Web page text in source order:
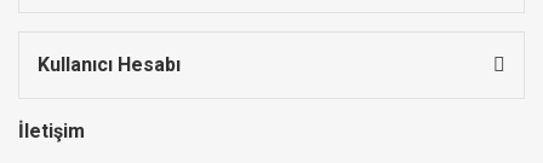
Kullanıcı Hesabı
İletişim